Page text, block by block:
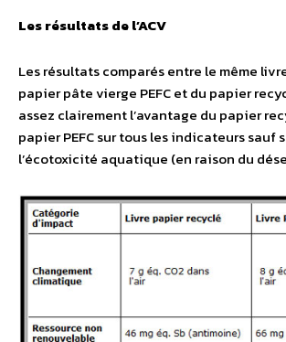
Les résultats de l’ACV
Les résultats comparés entre le même
papier pâte vierge PEFC et du papier
assez clairement l’avantage du papier
papier PEFC sur tous les indicateurs sauf
l’écotoxicité aquatique (en raison du